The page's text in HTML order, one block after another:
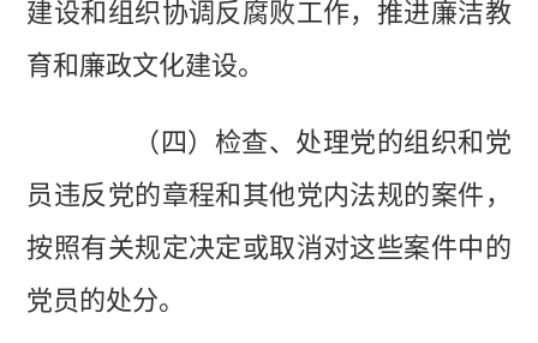
建设和组织协调反腐败工作，推进廉洁教
育和廉政文化建设。
（四）检查、处理党的组织和党
员违反党的章程和其他党内法规的案件，
按照有关规定决定或取消对这些案件中的
党员的处分。